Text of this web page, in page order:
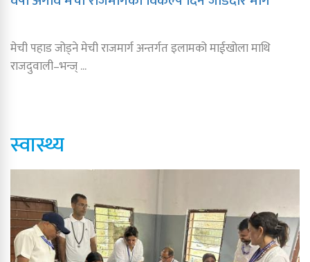
मेची पहाड जोड्ने मेची राजमार्ग अन्तर्गत इलामको माईखोला माथि
राजदुवाली–भन्ज् ...
स्वास्थ्य